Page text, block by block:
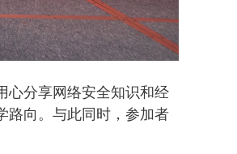
心分享网络安全知识和经
路向。与此同时，参加者